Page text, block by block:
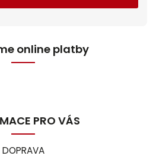
online platby
PRO VÁS
DOPRAVA